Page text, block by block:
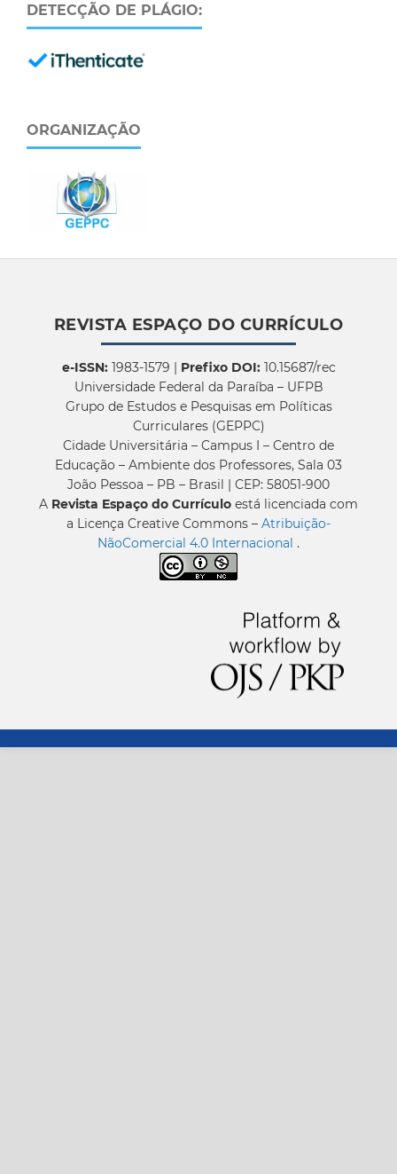
DETECÇÃO DE PLÁGIO:
ORGANIZAÇÃO
REVISTA ESPAÇO DO CURRÍCULO
e-ISSN:1983-1579 | Prefixo DOI:10.15687/rec
Universidade Federal da Paraíba – UFPB
Grupo de Estudos e Pesquisas em Políticas
Curriculares (GEPPC)
Cidade Universitária – Campus I – Centro de
Educação – Ambiente dos Professores, Sala 03
João Pessoa – PB – Brasil | CEP: 58051-900
A Revista Espaço do Currículo está licenciada com
a Licença Creative Commons – Atribuição-
NãoComercial 4.0 Internacional .